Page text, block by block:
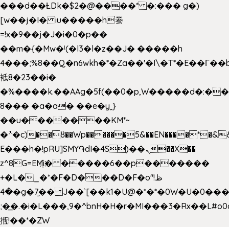
���d��ȽDk�$2�@����* �:��� g�)
[w��j�I� iu�����h䖭
=!x�9��j�J�i�0�p��
��m�{�Mw�ˡ(�l3�l�z��J� �����h
袛8�23��i�
8��� �a�a� ��e�y˿}
��u�������KM*~
�ׯ�c)��ȣ��Wp������5&��EN����*�&&6F��Le��~�P�άv����ui?
E���h�!pRU]SMY֏dI�4S)��ܢ��X��
z^8G=EM҉i� �����6��p�������
+�L�_�*�F�D���D�F�o"ظ!
�4�g�7֦�� J��`[��k1�U@�*�*�0W�U�0����_������äp�)2>�`@n����5DW˃��
揯!��*�ZW